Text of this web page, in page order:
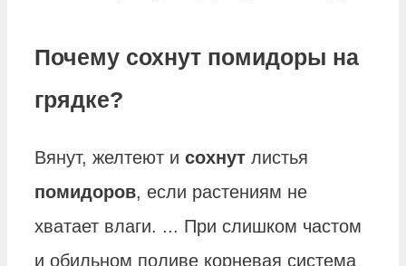
Почему сохнут помидоры на
грядке?
Вянут, желтеют и сохнут листья
помидоров, если растениям не
хватает влаги. ... При слишком частом
и обильном поливе корневая система